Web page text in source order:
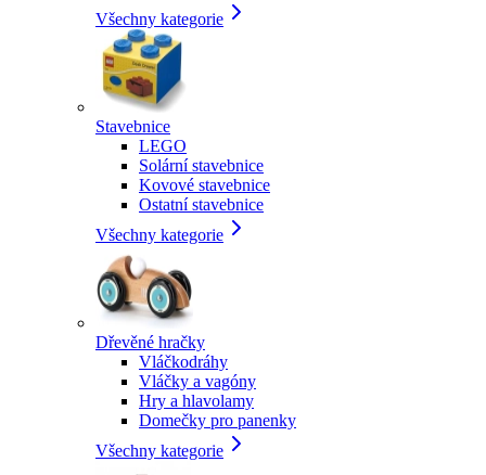
Všechny kategorie
Stavebnice
LEGO
Solární stavebnice
Kovové stavebnice
Ostatní stavebnice
Všechny kategorie
Dřevěné hračky
Vláčkodráhy
Vláčky a vagóny
Hry a hlavolamy
Domečky pro panenky
Všechny kategorie